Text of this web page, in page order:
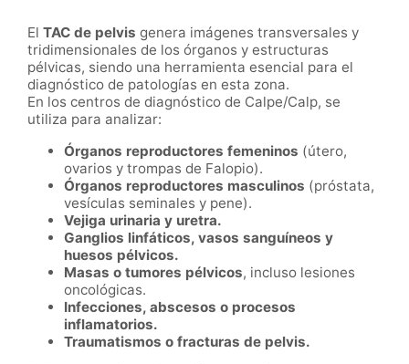
El TAC de pelvis genera imágenes transversales y
tridimensionales de los órganos y estructuras
pélvicas, siendo una herramienta esencial para el
diagnóstico de patologías en esta zona.
En los centros de diagnóstico de Calpe/Calp, se
utiliza para analizar:
Órganos reproductores femeninos (útero,
ovarios y trompas de Falopio).
Órganos reproductores masculinos (próstata,
vesículas seminales y pene).
Vejiga urinaria y uretra.
Ganglios linfáticos, vasos sanguíneos y
huesos pélvicos.
Masas o tumores pélvicos, incluso lesiones
oncológicas.
Infecciones, abscesos o procesos
inflamatorios.
Traumatismos o fracturas de pelvis.